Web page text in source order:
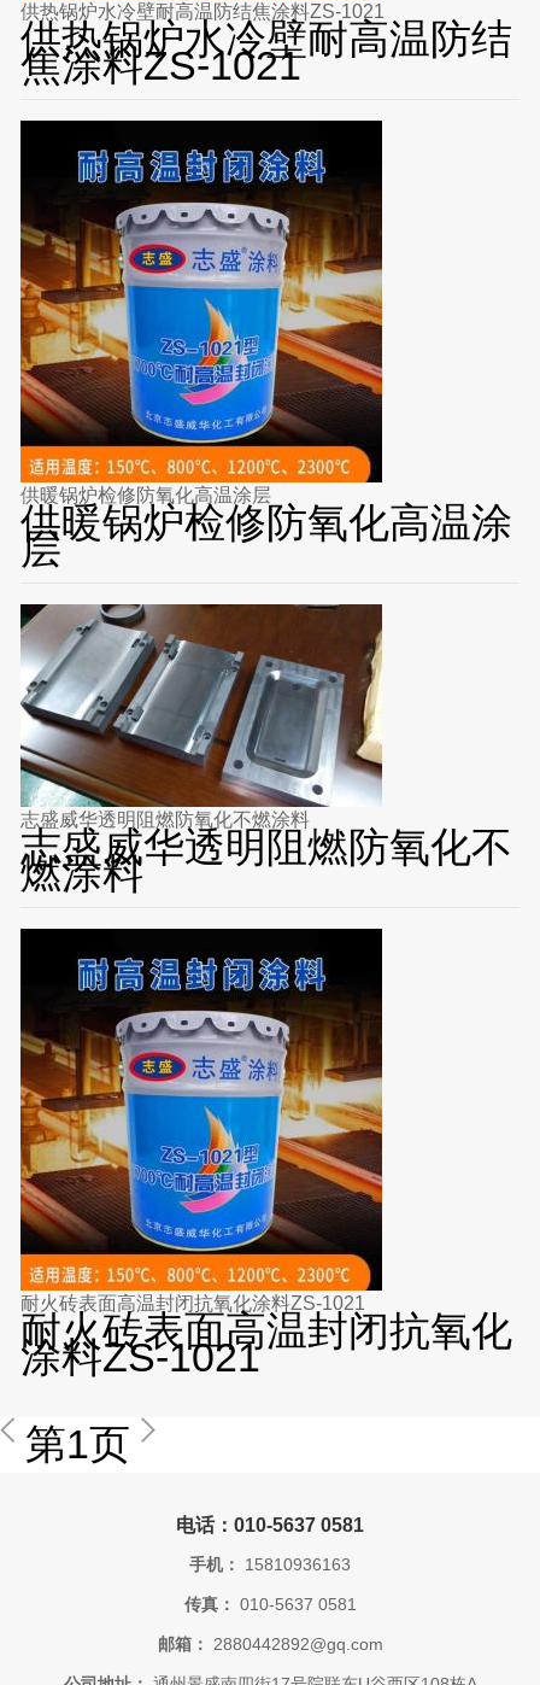
供热锅炉水冷壁耐高温防结焦涂料ZS-1021
供热锅炉水冷壁耐高温防结
焦涂料ZS-1021
供暖锅炉检修防氧化高温涂层
供暖锅炉检修防氧化高温涂
层
志盛威华透明阻燃防氧化不燃涂料
志盛威华透明阻燃防氧化不
燃涂料
耐火砖表面高温封闭抗氧化涂料ZS-1021
耐火砖表面高温封闭抗氧化
涂料ZS-1021
第1页
电话：010-5637 0581
手机： 15810936163
传真： 010-5637 0581
邮箱： 2880442892@gq.com